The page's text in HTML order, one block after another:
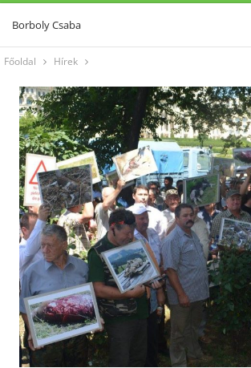
Borboly Csaba
Főoldal Hírek